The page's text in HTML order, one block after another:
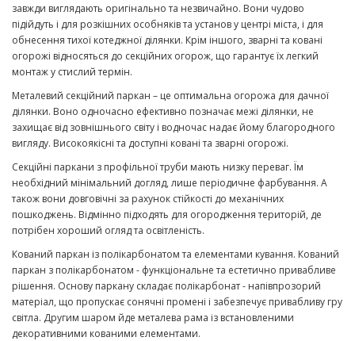
завжди виглядають оригінально та незвичайно. Вони чудово
підійдуть і для розкішних особняків та установ у центрі міста, і для
обнесення тихої котеджної ділянки. Крім іншого, зварні та ковані
огорожі відносяться до секційних огорож, що гарантує їх легкий
монтаж у стислий термін.
Металевий секційний паркан – це оптимальна огорожа для дачної
ділянки. Воно одночасно ефективно позначає межі ділянки, не
захищає від зовнішнього світу і водночас надає йому благородного
вигляду. Високоякісні та доступні ковані та зварні огорожі.
Секційні паркани з профільної труби мають низку переваг. Їм
необхідний мінімальний догляд, лише періодичне фарбування. А
також вони довговічні за рахунок стійкості до механічних
пошкоджень. Відмінно підходять для огородження територій, де
потрібен хороший огляд та освітленість.
Кований паркан із полікарбонатом та елементами кування. Кований
паркан з полікарбонатом - функціональне та естетично привабливе
рішення. Основу паркану складає полікарбонат - напівпрозорий
матеріал, що пропускає сонячні промені і забезпечує привабливу гру
світла. Другим шаром йде металева рама із встановленими
декоративними кованими елементами.